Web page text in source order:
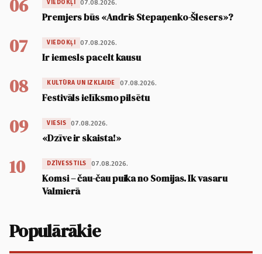
06 VIEDOKĻI 07.08.2026.
Premjers būs «Andris Stepaņenko-Šlesers»?
07 VIEDOKĻI 07.08.2026.
Ir iemesls pacelt kausu
08 KULTŪRA UN IZKLAIDE 07.08.2026.
Festivāls ielīksmo pilsētu
09 VIESIS 07.08.2026.
«Dzīve ir skaista!»
10 DZĪVESSTILS 07.08.2026.
Komsi – čau-čau puika no Somijas. Ik vasaru
Valmierā
Populārākie